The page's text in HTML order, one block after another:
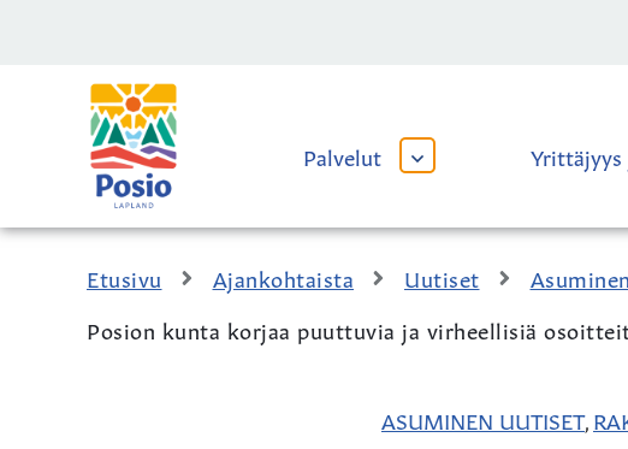
Kaupungin
logo
Palvelut
AVAA
ALAVALIKKO
Etusivu Ajankohtaista Uutiset
Posion kunta korjaa puuttuvia ja virheellisiä
ASUMINEN UUTISET,